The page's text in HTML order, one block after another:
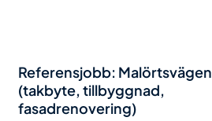
Referensjobb: Malörtsvägen
(takbyte, tillbyggnad,
fasadrenovering)